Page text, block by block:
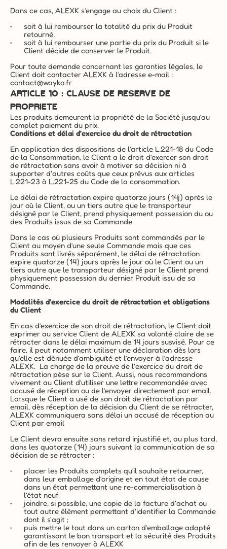
Dans ce cas, ALEXK s’engage au choix du Client :
soit à lui rembourser la totalité du prix du Produit
retourné,
soit à lui rembourser une partie du prix du Produit si le
Client décide de conserver le Produit.
Pour toute demande concernant les garanties légales, le
contact@wayko.fr
ARTICLE 10 : CLAUSE DE RESERVE DE
PROPRIETE
Les produits demeurent la propriété de la Société jusqu’au
complet paiement du prix.
Conditions et délai d’exercice du droit de rétractation
En application des dispositions de l’article L.221-18 du Code
de la Consommation, le Client a le droit d’exercer son droit
de rétractation sans avoir à motiver sa décision ni à
supporter d'autres coûts que ceux prévus aux articles
L.221-23 à L.221-25 du Code de la consommation.
Le délai de rétractation expire quatorze jours (14j) après le
jour où le Client, ou un tiers autre que le transporteur
désigné par le Client, prend physiquement possession du ou
des Produits issus de sa Commande.
Dans le cas où plusieurs Produits sont commandés par le
Client au moyen d’une seule Commande mais que ces
Produits sont livrés séparément, le délai de rétractation
expire quatorze (14) jours après le jour où le Client ou un
tiers autre que le transporteur désigné par le Client prend
physiquement possession du dernier Produit issu de sa
Commande.
Modalités d’exercice du droit de rétractation et obligations
du Client
En cas d’exercice de son droit de rétractation, le Client doit
exprimer au service Client de ALEXK sa volonté claire de se
rétracter dans le délai maximum de 14 jours susvisé. Pour ce
faire, il peut notamment utiliser une déclaration dès lors
qu’elle est dénuée d’ambiguïté et l’envoyer à l’adresse
ALEXK.  La charge de la preuve de l'exercice du droit de
rétractation pèse sur le Client. Aussi, nous recommandons
vivement au Client d’utiliser une lettre recommandée avec
accusé de réception ou de l’envoyer directement par email.
Lorsque le Client a usé de son droit de rétractation par
email, dès réception de la décision du Client de se rétracter,
ALEXK communiquera sans délai un accusé de réception au
Client par email
Le Client devra ensuite sans retard injustifié et, au plus tard,
dans les quatorze (14) jours suivant la communication de sa
décision de se rétracter :
placer les Produits complets qu’il souhaite retourner,
dans leur emballage d’origine et en tout état de cause
dans un état permettant une re-commercialisation à
l’état neuf
joindre, si possible, une copie de la facture d'achat ou
tout autre élément permettant d'identifier la Commande
dont il s'agit ;
puis mettre le tout dans un carton d’emballage adapté
garantissant le bon transport et la sécurité des Produits
afin de les renvoyer à ALEXK